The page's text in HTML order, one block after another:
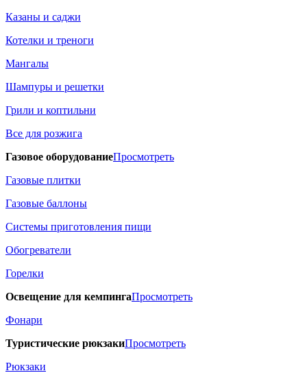
Казаны и саджи
Котелки и треноги
Мангалы
Шампуры и решетки
Грили и коптильни
Все для розжига
Газовое оборудованиеПросмотреть
Газовые плитки
Газовые баллоны
Системы приготовления пищи
Обогреватели
Горелки
Освещение для кемпингаПросмотреть
Фонари
Туристические рюкзакиПросмотреть
Рюкзаки